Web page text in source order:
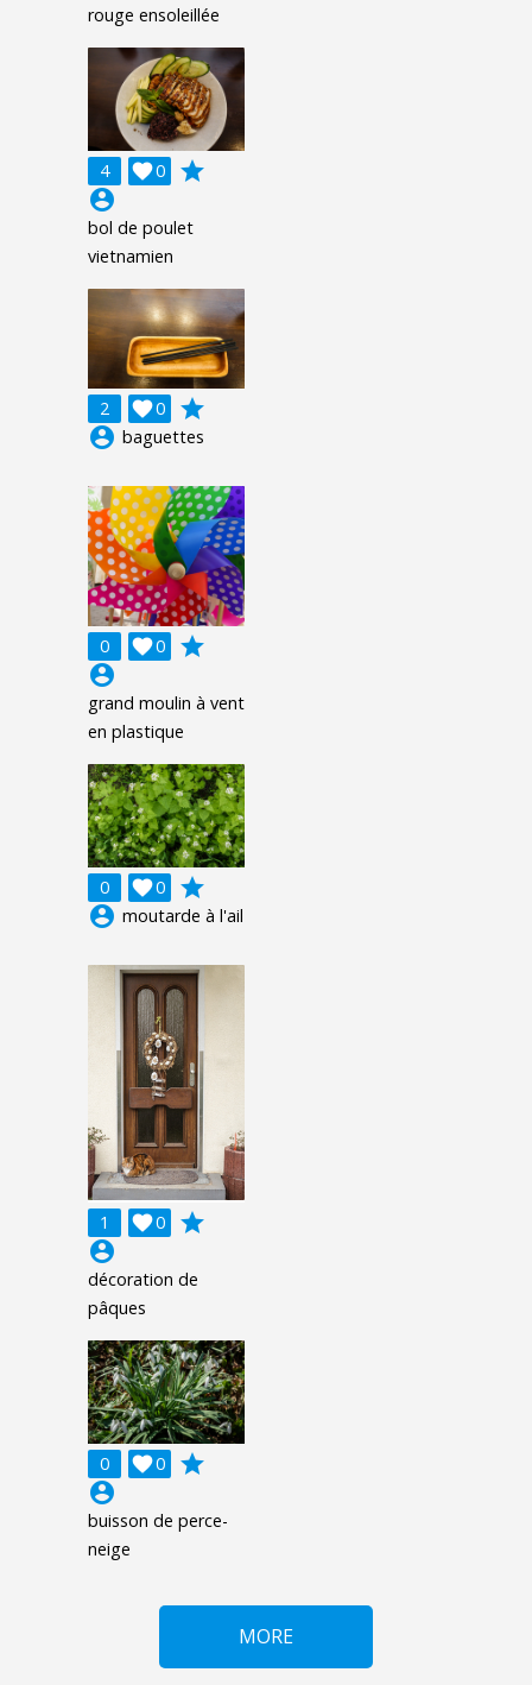
rouge ensoleillée
4 0

grade
account_circle
bol de poulet
vietnamien
2 0

grade
account_circle baguettes
0 0

grade
account_circle
grand moulin à vent
en plastique
0 0

grade
account_circle moutarde à l'ail
1 0

grade
account_circle
décoration de
pâques
0 0

grade
account_circle
buisson de perce-
neige
MORE